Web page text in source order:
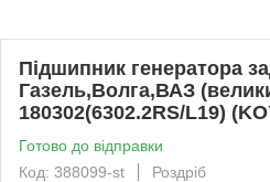
Пiдшипник генератора
Газель,Волга,ВАЗ
180302(6302.2RS/L19)
Готово до відправки
Код: 388099-st
Роздріб